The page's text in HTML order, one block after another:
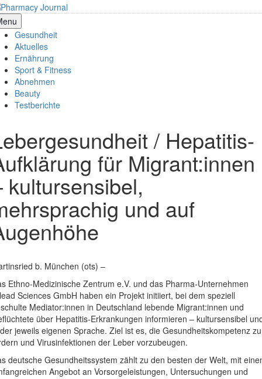
Skip
to
content
Journal
Gesundheit
Aktuelles
Ernährung
Sport & Fitness
Abnehmen
Beauty
Testberichte
/ Hepatitis-
für Migrant:innen
kultursensibel,
und auf
b. München (ots) –
Ethno-Medizinische Zentrum e.V. und das Pharma-Unternehmen
Sciences GmbH haben ein Projekt initiiert, bei dem speziell
Mediator:innen in Deutschland lebende Migrant:innen und
über Hepatitis-Erkrankungen informieren – kultursensibel
jeweils eigenen Sprache. Ziel ist es, die Gesundheitskompetenz zu
und Virusinfektionen der Leber vorzubeugen.
deutsche Gesundheitssystem zählt zu den besten der Welt, mit
Angebot an Vorsorgeleistungen, Untersuchungen und